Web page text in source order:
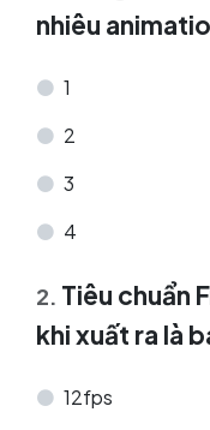
nhiêu
1
2
3
4
2. Tiêu chuẩn
khi xuất ra là
12fps